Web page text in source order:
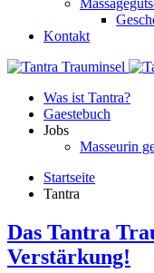
Kontakt
Was ist Tantra?
Gaestebuch
Jobs
Masseurin
Startseite
Tantra
Das Tantra
Verstärkung!